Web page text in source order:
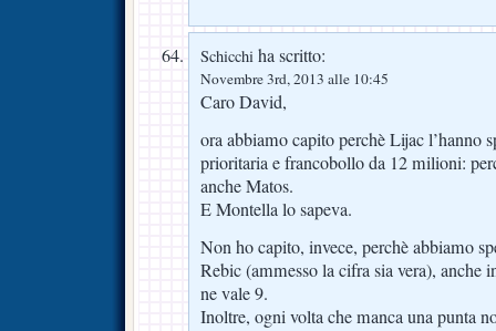
Schicchi ha scritto:
Novembre 3rd, 2013 alle 10:45
Caro David,
ora abbiamo capito perchè Lijac l’hanno
prioritaria e francobollo da 12 milioni:
anche Matos.
E Montella lo sapeva.
Non ho capito, invece, perchè abbiamo
Rebic (ammesso la cifra sia vera), anche
ne vale 9.
Inoltre, ogni volta che manca una punta